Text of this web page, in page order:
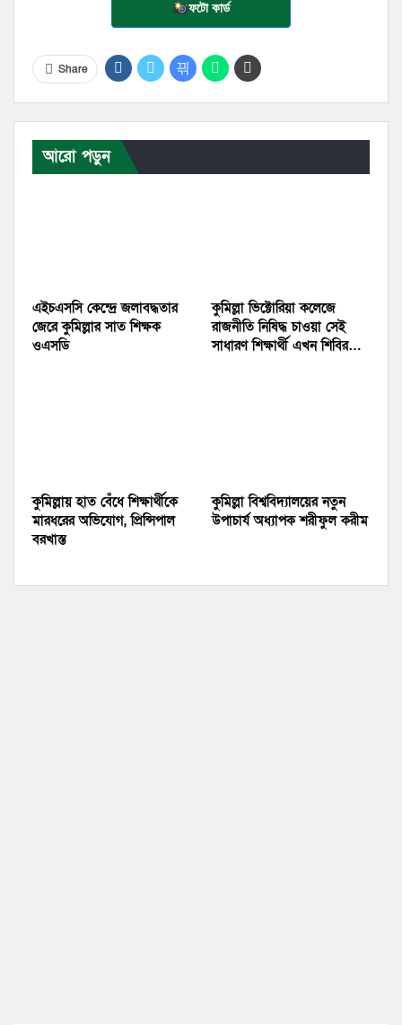
ফটো কার্ড
Share
আরো পড়ুন
এইচএসসি কেন্দ্রে জলাবদ্ধতার
জেরে কুমিল্লার সাত শিক্ষক
ওএসডি
কুমিল্লা ভিক্টোরিয়া কলেজে
রাজনীতি নিষিদ্ধ চাওয়া সেই
সাধারণ শিক্ষার্থী এখন শিবির…
কুমিল্লায় হাত বেঁধে শিক্ষার্থীকে
মারধরের অভিযোগ, প্রিন্সিপাল
বরখাস্ত
কুমিল্লা বিশ্ববিদ্যালয়ের নতুন
উপাচার্য অধ্যাপক শরীফুল করীম